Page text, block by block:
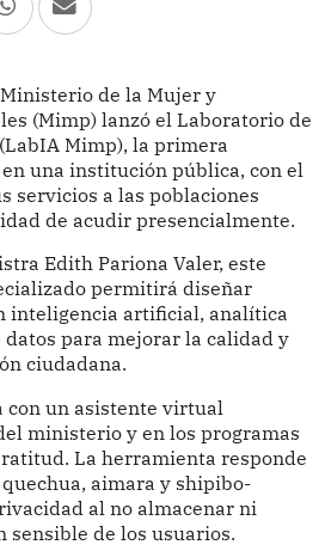
de la Mujer y
(Mimp) lanzó el Laboratorio de
Mimp), la primera
una institución pública, con el
servicios a las poblaciones
de acudir presencialmente.
Edith Pariona Valer, este
permitirá diseñar
inteligencia artificial, analítica
datos para mejorar la calidad y
ciudadana.
con un asistente virtual
ministerio y en los programas
La herramienta responde
aimara y shipibo-
al no almacenar ni
de los usuarios.